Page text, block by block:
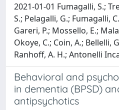
2021-01-01 Fumagalli, S.;
S.; Pelagalli, G.; Fumagalli,
Gareri, P.; Mossello, E.;
Okoye, C.; Coin, A.; Bellelli,
Ranhoff, A. H.; Antonelli
Behavioral and
in dementia (BPSD)
antipsychotics